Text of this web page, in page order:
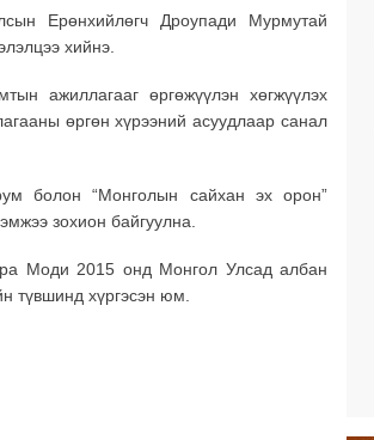
Ерөнхийлөгч Дроупади Мурмутай
хийнэ.
ажиллагааг өргөжүүлэн хөгжүүлэх
өргөн хүрээний асуудлаар санал
болон “Монголын сайхан эх орон”
зохион байгуулна.
Моди 2015 онд Монгол Улсад албан
түвшинд хүргэсэн юм.